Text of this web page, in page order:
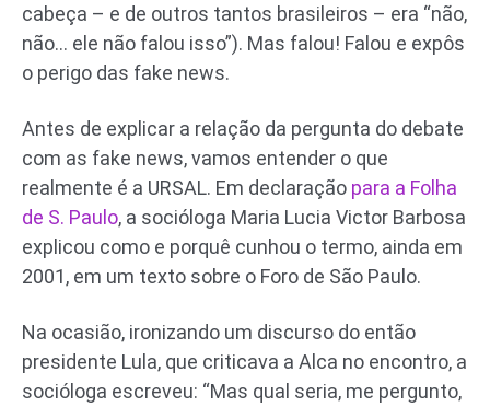
cabeça – e de outros tantos brasileiros – era “não,
não… ele não falou isso”). Mas falou! Falou e expôs
o perigo das fake news.
Antes de explicar a relação da pergunta do debate
com as fake news, vamos entender o que
realmente é a URSAL. Em declaração para a Folha
de S. Paulo, a socióloga Maria Lucia Victor Barbosa
explicou como e porquê cunhou o termo, ainda em
2001, em um texto sobre o Foro de São Paulo.
Na ocasião, ironizando um discurso do então
presidente Lula, que criticava a Alca no encontro, a
socióloga escreveu: “Mas qual seria, me pergunto,